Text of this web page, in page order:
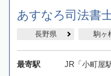
あすなろ司法書
長野県 駒ヶ
最寄駅 JR「小町屋